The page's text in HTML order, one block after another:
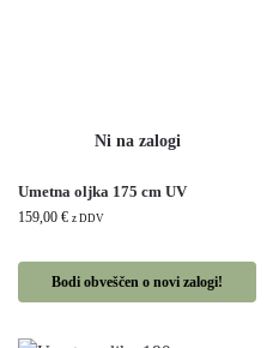
Umetna oljka 175 cm UV
159,00 € z DDV
Bodi obveščen o novi zalogi!